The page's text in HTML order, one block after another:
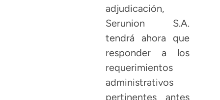
adjudicación,
Serunion S.A.
tendrá ahora que
responder a los
requerimientos
administrativos
pertinentes antes